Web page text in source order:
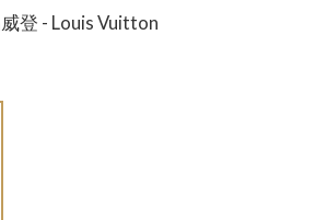
登 - Louis Vuitton